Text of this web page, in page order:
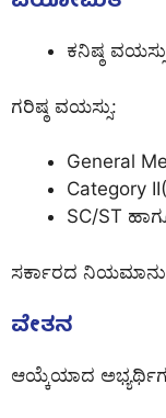
ಕನಿಷ್ಠ
ಗರಿಷ್ಠ ವಯಸ್ಸು:
General
Category
SC/ST
ಸರ್ಕಾರದ
ವೇತನ
ಆಯ್ಕೆಯಾದ